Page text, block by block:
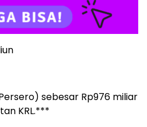
sebesar Rp976 miliar
KRL.***